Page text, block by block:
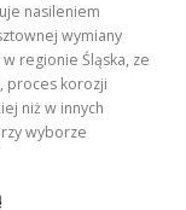
nasileniem
wymiany
regionie Śląska, ze
proces korozji
niż w innych
wyborze